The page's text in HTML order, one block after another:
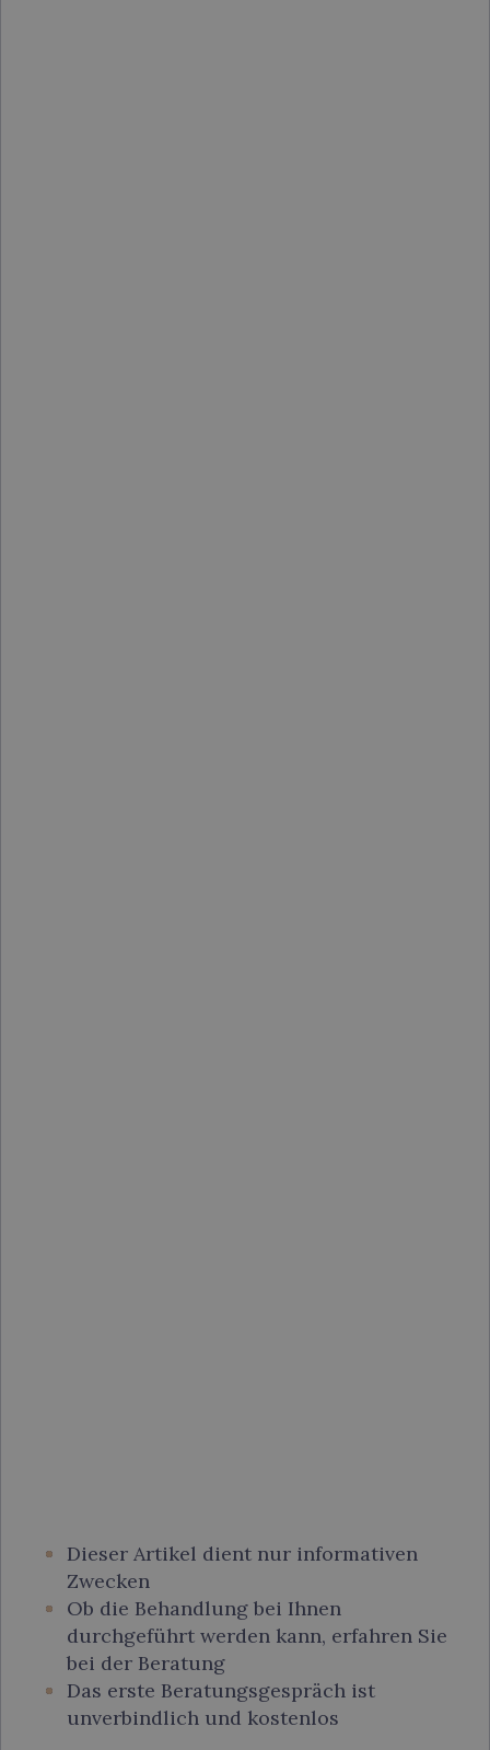
Dieser Artikel dient nur informativen
Zwecken
Ob die Behandlung bei Ihnen
durchgeführt werden kann, erfahren Sie
bei der Beratung
Das erste Beratungsgespräch ist
unverbindlich und kostenlos